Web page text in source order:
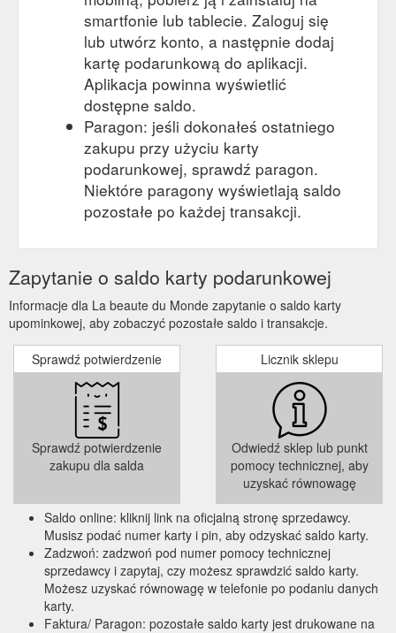
smartfonie lub tablecie. Zaloguj się
lub utwórz konto, a następnie dodaj
kartę podarunkową do aplikacji.
Aplikacja powinna wyświetlić
dostępne saldo.
Paragon: jeśli dokonałeś ostatniego
zakupu przy użyciu karty
podarunkowej, sprawdź paragon.
Niektóre paragony wyświetlają saldo
pozostałe po każdej transakcji.
Zapytanie o saldo karty podarunkowej
Informacje dla La beaute du Monde zapytanie o saldo karty
upominkowej, aby zobaczyć pozostałe saldo i transakcje.
Sprawdź potwierdzenie
Sprawdź potwierdzenie
zakupu dla salda
Licznik sklepu
Odwiedź sklep lub punkt
pomocy technicznej, aby
uzyskać równowagę
Saldo online: kliknij link na oficjalną stronę sprzedawcy.
Musisz podać numer karty i pin, aby odzyskać saldo karty.
Zadzwoń: zadzwoń pod numer pomocy technicznej
sprzedawcy i zapytaj, czy możesz sprawdzić saldo karty.
Możesz uzyskać równowagę w telefonie po podaniu danych
karty.
Faktura/ Paragon: pozostałe saldo karty jest drukowane na